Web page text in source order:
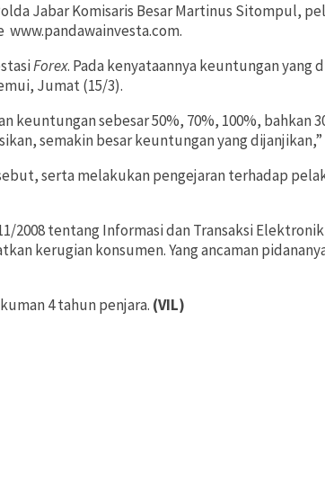
Jabar Komisaris Besar Martinus Sitompul,
Forex. Pada kenyataannya keuntungan yang
Jumat (15/3).
sebesar 50%, 70%, 100%, bahkan
semakin besar keuntungan yang
serta melakukan pengejaran terhadap
2008 tentang Informasi dan Transaksi
kerugian konsumen. Yang ancaman
4 tahun penjara. (VIL)